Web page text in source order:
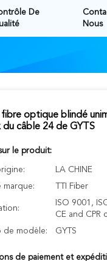
De
Nous
optique blindé
du câble 24 de GYTS
le produit:
LA CHINE
marque:
TTI Fiber
ISO 9001,
CE and CPR
de modèle:
GYTS
de paiement et